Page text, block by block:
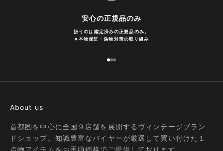
安心の正規品のみ
扱うのは鑑定済みの正規品のみ。
※本物保証・偽物対策の取り組み
I18n Error: Missing interpolation
I18n Error: Missing interpolation
I18n Error: Missing interpolation
About us
首都圏を中心に全国９店舗を展開するヴィンテージブラン
ドショップ。知識豊富なバイヤーが厳選して買い付けた１
点物アイテムをお手頃価格でご提供しております。